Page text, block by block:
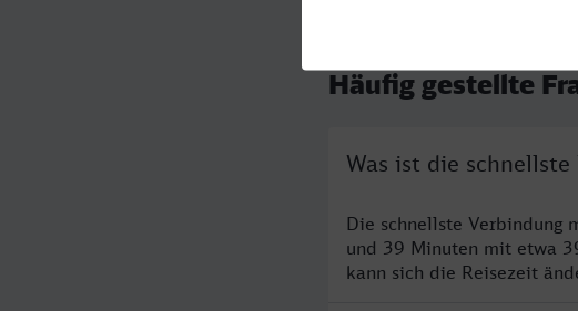
Häufig gestellte
Was ist die
Die schnellste Verbindung
und 39 Minuten mit etwa
kann sich die Reisezeit